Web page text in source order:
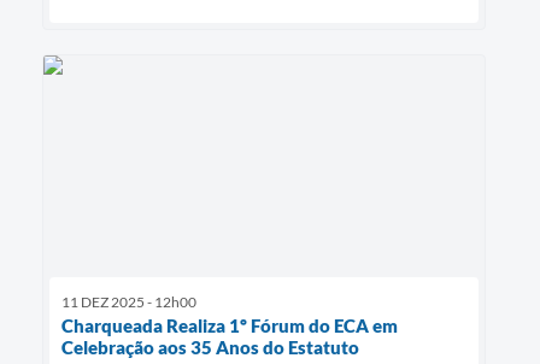
11 DEZ 2025 - 12h00
Charqueada Realiza 1º Fórum do ECA em
Celebração aos 35 Anos do Estatuto